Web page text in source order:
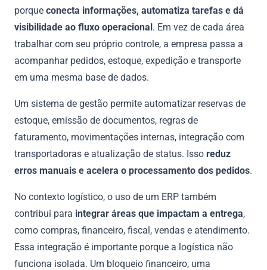
porque conecta informações, automatiza tarefas e dá
visibilidade ao fluxo operacional. Em vez de cada área
trabalhar com seu próprio controle, a empresa passa a
acompanhar pedidos, estoque, expedição e transporte
em uma mesma base de dados.
Um sistema de gestão permite automatizar reservas de
estoque, emissão de documentos, regras de
faturamento, movimentações internas, integração com
transportadoras e atualização de status. Isso reduz
erros manuais e acelera o processamento dos pedidos.
No contexto logístico, o uso de um ERP também
contribui para integrar áreas que impactam a entrega,
como compras, financeiro, fiscal, vendas e atendimento.
Essa integração é importante porque a logística não
funciona isolada. Um bloqueio financeiro, uma